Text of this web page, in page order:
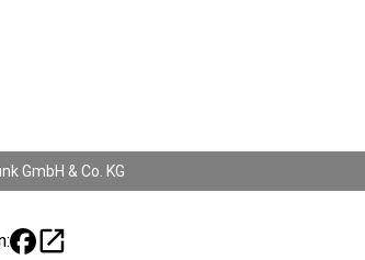
GmbH & Co. KG
open_in_new